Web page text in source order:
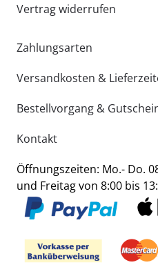
Vertrag widerrufen
Zahlungsarten
Versandkosten &
Bestellvorgang &
Kontakt
Öffnungszeiten: Mo.- Do.
und Freitag von 8:00 bis